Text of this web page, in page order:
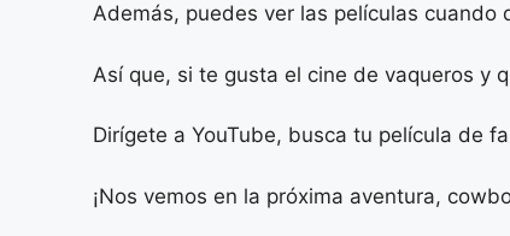
Además, puedes ver las películas cuando
Así que, si te gusta el cine de vaqueros y
Dirígete a YouTube, busca tu película de
¡Nos vemos en la próxima aventura,